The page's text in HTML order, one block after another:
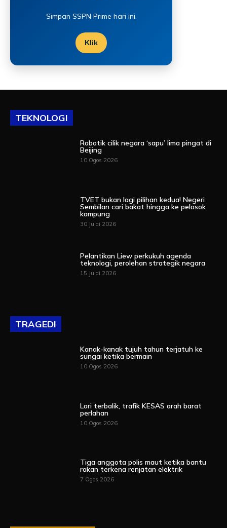
Simpan SSPN Prime hari ini.
Klik
TEKNOLOGI
Robotik cilik negara ‘sapu’ lima pingat di
Beijing
10 Ogos 2026
TVET bukan lagi pilihan kedua! Negeri
Sembilan cari bakat hingga ke pelosok
kampung
30 Julai 2026
Pelantikan Liew perkukuh agenda
teknologi, perolehan strategik negara
15 Julai 2026
TRAGEDI
Kanak-kanak tujuh tahun terjatuh ke
sungai ketika bermain
10 Ogos 2026
Lori terbalik, trafik KESAS arah barat
perlahan
10 Ogos 2026
Tiga anggota polis maut ketika bantu
rakan terkena renjatan elektrik
7 Ogos 2026